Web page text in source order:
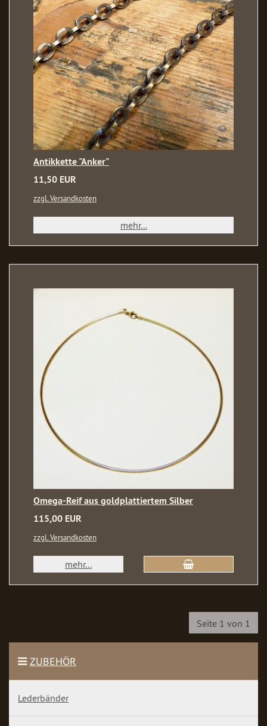
Antikkette "Anker"
11,50 EUR
zzgl. Versandkosten
mehr...
Omega-Reif aus goldplattiertem Silber
115,00 EUR
zzgl. Versandkosten
mehr...
Seite 1 von 1
ZUBEHÖR
Lederbänder